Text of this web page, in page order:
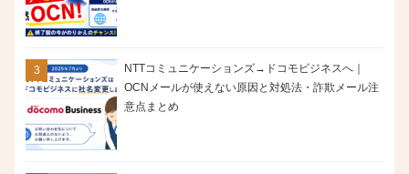
NTTコミュニケーションズ→ドコモビジネスへ｜
OCNメールが使えない原因と対処法・詐欺メール注
意点まとめ